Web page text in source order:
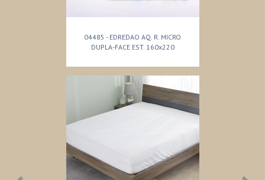
04485 - EDREDAO AQ. R. MICRO
DUPLA-FACE EST. 160x220